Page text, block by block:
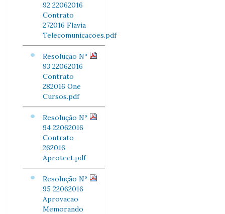
92 22062016
Contrato
272016 Flavia
Telecomunicacoes.pdf
Resolução Nº
93 22062016
Contrato
282016 One
Cursos.pdf
Resolução Nº
94 22062016
Contrato
262016
Aprotect.pdf
Resolução Nº
95 22062016
Aprovacao
Memorando